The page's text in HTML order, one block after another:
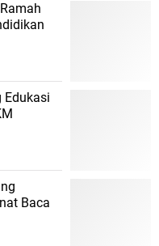
Edukasi
Baca